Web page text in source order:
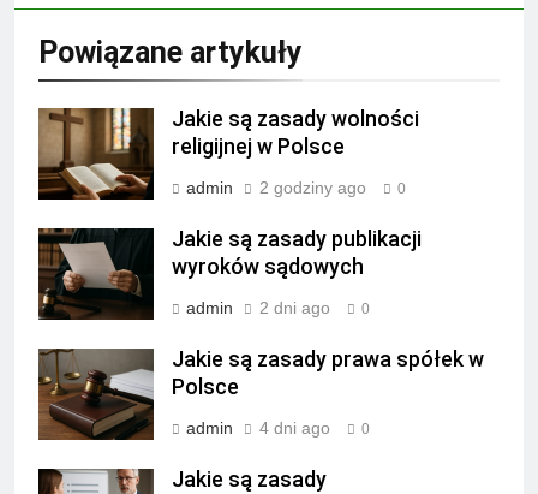
Powiązane artykuły
Jakie są zasady wolności
religijnej w Polsce
admin 2 godziny ago 0
Jakie są zasady publikacji
wyroków sądowych
admin 2 dni ago 0
Jakie są zasady prawa spółek w
Polsce
admin 4 dni ago 0
Jakie są zasady